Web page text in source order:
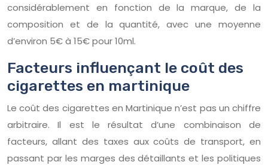
considérablement en fonction de la marque, de la
composition et de la quantité, avec une moyenne
d’environ 5€ à 15€ pour 10ml.
Facteurs influençant le coût des
cigarettes en martinique
Le coût des cigarettes en Martinique n’est pas un chiffre
arbitraire. Il est le résultat d’une combinaison de
facteurs, allant des taxes aux coûts de transport, en
passant par les marges des détaillants et les politiques